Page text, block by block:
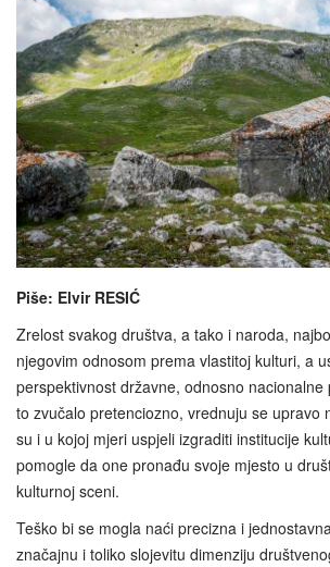
Piše: Elvir RESIĆ
Zrelost svakog društva, a tako i naroda,
njegovim odnosom prema vlastitoj kulturi, a
perspektivnost državne, odnosno nacionalne
to zvučalo pretenciozno, vrednuju se upravo
su i u kojoj mjeri uspjeli izgraditi institucije
pomogle da one pronađu svoje mjesto u
kulturnoj sceni.
Teško bi se mogla naći precizna i
značajnu i toliko slojevitu dimenziju